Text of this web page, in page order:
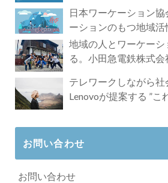
日本ワーケーション
ーションのもつ地域活
地域の人とワーケーシ
る。小田急電鉄株式会
テレワークしながら社
Lenovoが提案する ”こ
お問い合わせ
お問い合わせ